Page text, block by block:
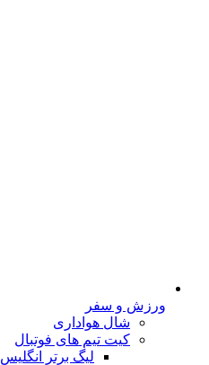
ورزش و سفر
شال هواداری
کیت تیم های فوتبال
لیگ برتر انگلیس